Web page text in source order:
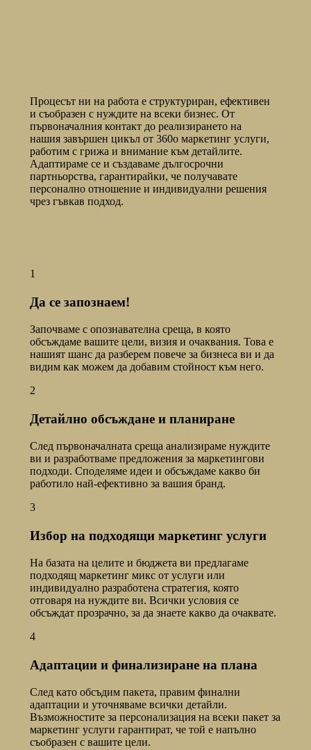
Процесът ни на работа е структуриран, ефективен
и съобразен с нуждите на всеки бизнес. От
първоначалния контакт до реализирането на
нашия завършен цикъл от 360о маркетинг услуги,
работим с грижа и внимание към детайлите.
Адаптираме се и създаваме дългосрочни
партньорства, гарантирайки, че получавате
персонално отношение и индивидуални решения
чрез гъвкав подход.
1
Да се запознаем!
Започваме с опознавателна среща, в която
обсъждаме вашите цели, визия и очаквания. Това е
нашият шанс да разберем повече за бизнеса ви и да
видим как можем да добавим стойност към него.
2
Детайлно обсъждане и планиране
След първоначалната среща анализираме нуждите
ви и разработваме предложения за маркетингови
подходи. Споделяме идеи и обсъждаме какво би
работило най-ефективно за вашия бранд.
3
Избор на подходящи маркетинг услуги
На базата на целите и бюджета ви предлагаме
подходящ маркетинг микс от услуги или
индивидуално разработена стратегия, която
отговаря на нуждите ви. Всички условия се
обсъждат прозрачно, за да знаете какво да очаквате.
4
Адаптации и финализиране на плана
След като обсъдим пакета, правим финални
адаптации и уточняваме всички детайли.
Възможностите за персонализация на всеки пакет за
маркетинг услуги гарантират, че той е напълно
съобразен с вашите цели.